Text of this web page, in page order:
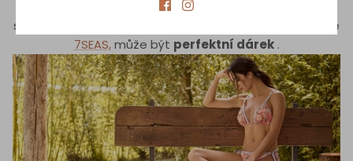
. Pokud je váš Valentýn někdo, kdo miluje
slunce a moře, dárkový poukaz od značky plavek, jako je
7SEAS,může být perfektní dárek.